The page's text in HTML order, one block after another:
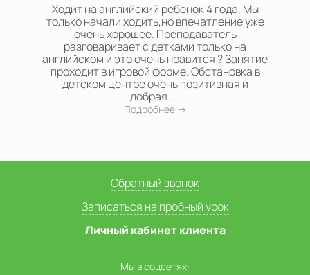
Ходит на английский ребенок 4 года. Мы
только начали ходить,но впечатление уже
очень хорошее. Преподаватель
разговаривает с детками только на
английском и это очень нравится ? Занятие
проходит в игровой форме. Обстановка в
детском центре очень позитивная и
добрая. ...
Подробнее →
Обратный звонок
Записаться на пробный урок
Личный кабинет клиента
Мы в соцсетях: